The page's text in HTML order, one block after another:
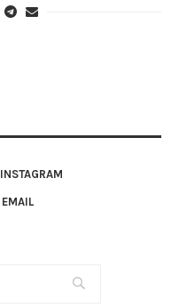
INSTAGRAM
EMAIL